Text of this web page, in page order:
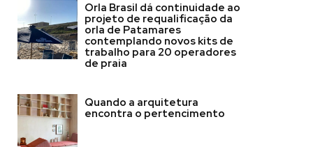
Orla Brasil dá continuidade ao
projeto de requalificação da
orla de Patamares
contemplando novos kits de
trabalho para 20 operadores
de praia
Quando a arquitetura
encontra o pertencimento